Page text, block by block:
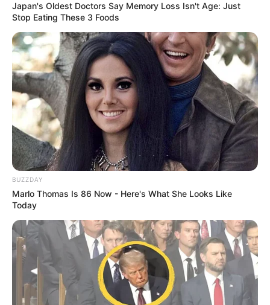
Japan's Oldest Doctors Say Memory Loss Isn't Age: Just
Stop Eating These 3 Foods
BUZZDAY
Marlo Thomas Is 86 Now - Here's What She Looks Like
Today